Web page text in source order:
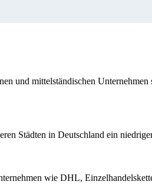
und mittelständischen
Städten in Deutschland ein
wie DHL,